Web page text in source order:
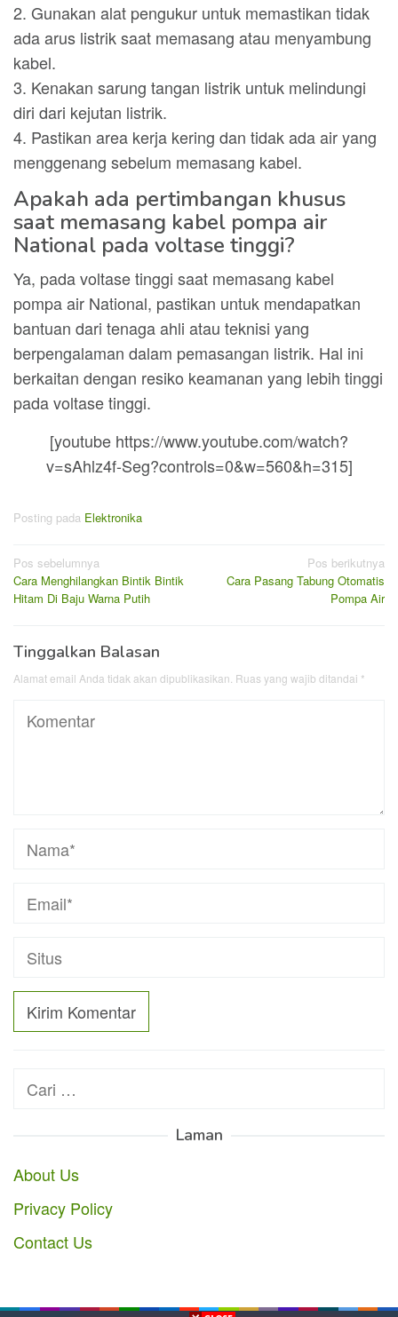
2. Gunakan alat pengukur untuk memastikan tidak
ada arus listrik saat memasang atau menyambung
kabel.
3. Kenakan sarung tangan listrik untuk melindungi
diri dari kejutan listrik.
4. Pastikan area kerja kering dan tidak ada air yang
menggenang sebelum memasang kabel.
Apakah ada pertimbangan khusus
saat memasang kabel pompa air
National pada voltase tinggi?
Ya, pada voltase tinggi saat memasang kabel
pompa air National, pastikan untuk mendapatkan
bantuan dari tenaga ahli atau teknisi yang
berpengalaman dalam pemasangan listrik. Hal ini
berkaitan dengan resiko keamanan yang lebih tinggi
pada voltase tinggi.
[youtube https://www.youtube.com/watch?
v=sAhlz4f-Seg?controls=0&w=560&h=315]
Posting pada Elektronika
Navigasi
pos
Pos sebelumnya
Cara Menghilangkan Bintik Bintik
Hitam Di Baju Warna Putih
Pos berikutnya
Cara Pasang Tabung Otomatis
Pompa Air
Tinggalkan Balasan
Alamat email Anda tidak akan dipublikasikan. Ruas yang wajib ditandai *
Cari
Laman
About Us
Privacy Policy
Contact Us